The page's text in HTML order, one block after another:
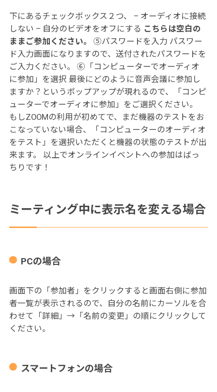
下にあるチェックボックス２つ、 – オーディオに接続
しない – 自分のビデオをオフにする こちらは空白の
ままご参加ください。
⑤パスワードを入力 パスワー
ド入力画面になりますので、送付されたパスワードを
ご入力ください。 ⑥「コンピューターでオーディオ
に参加」を選択 最後にどのように音声会議に参加し
ますか？というポップアップが現れるので、「コンピ
ューターでオーディオに参加」をご選択ください。
もしZOOMの利用が初めてで、まだ機器のテストをお
こなっていない場合、「コンピューターのオーディオ
をテスト」を選択いただくと機器の状態のテストが出
来ます。 以上でオンラインイベントへの参加はばっ
ちりです！
ミーティング中に表示名を変える場合
PCの場合
画面下の「参加者」をクリックすると画面右側に参加
者一覧が表示されるので、自分の名前にカーソルを合
わせて「詳細」→「名前の変更」の順にクリックして
ください。
スマートフォンの場合